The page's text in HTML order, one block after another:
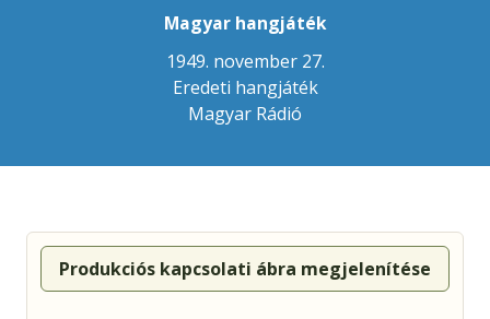
Magyar hangjáték
1949. november 27.
Eredeti hangjáték
Magyar Rádió
Produkciós kapcsolati ábra megjelenítése